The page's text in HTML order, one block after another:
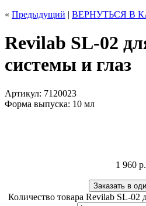
« Предыдущий | ВЕРНУТЬСЯ В
Revilab SL-02
системы и глаз
Артикул: 7120023
Форма выпуска: 10 мл
1 960 р.
Заказать в
Количество товара Revilab SL-02